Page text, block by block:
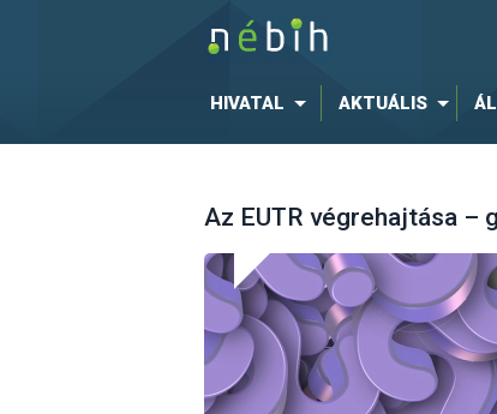
HIVATAL AKTUÁLIS
Az EUTR végrehajtása –